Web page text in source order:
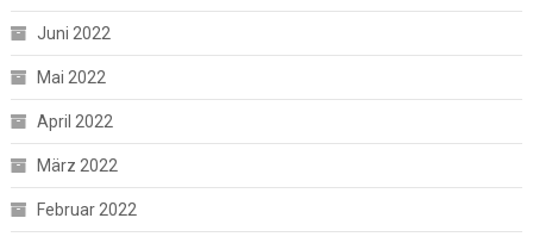
Juni 2022
Mai 2022
April 2022
März 2022
Februar 2022